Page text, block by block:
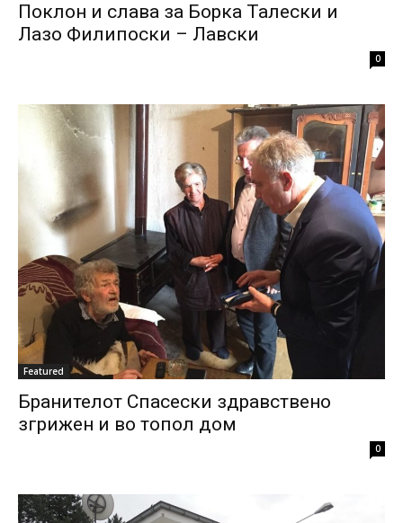
Поклон и слава за Борка Талески и
Лазо Филипоски – Лавски
0
Featured
Бранителот Спасески здравствено
згрижен и во топол дом
0